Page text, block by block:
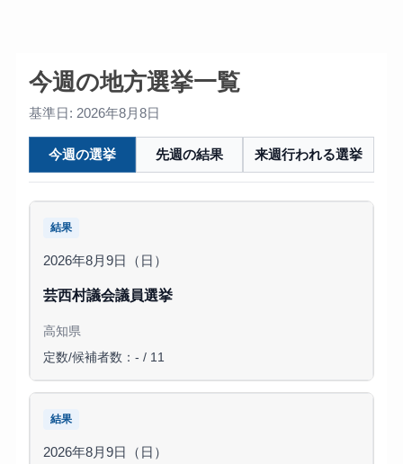
今週の地方選挙一覧
基準日: 2026年8月8日
今週の選挙 先週の結果 来週行われる選挙
結果
2026年8月9日（日）
芸西村議会議員選挙
高知県
定数/候補者数：- / 11
結果
2026年8月9日（日）